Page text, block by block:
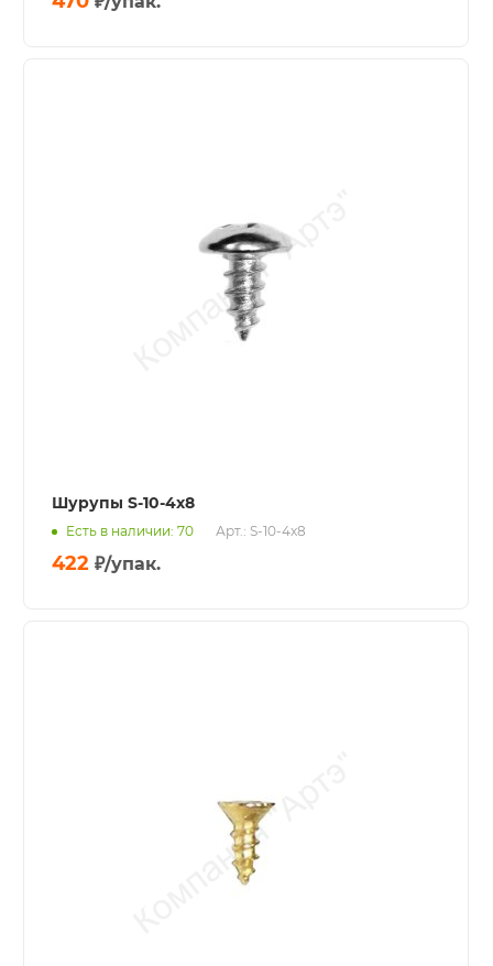
Шурупы S-10-4x8
Есть в наличии: 70 Арт.: S-10-4x8
422 ₽/упак.